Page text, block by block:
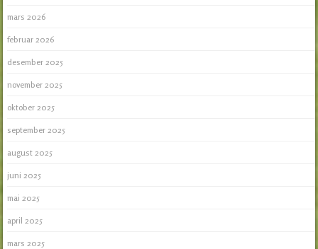
mars 2026
februar 2026
desember 2025
november 2025
oktober 2025
september 2025
august 2025
juni 2025
mai 2025
april 2025
mars 2025